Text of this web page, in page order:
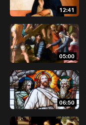
12:41
05:00
06:50